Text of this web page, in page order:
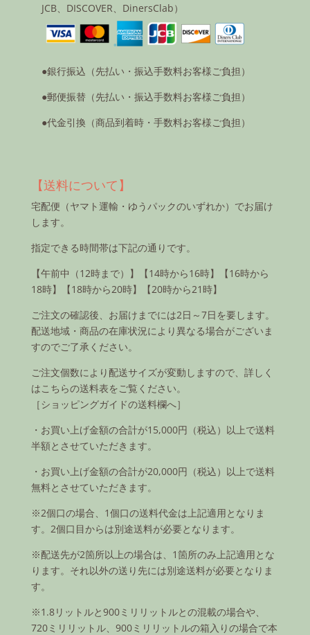
JCB、DISCOVER、DinersClab）
●銀行振込（先払い・振込手数料お客様ご負担）
●郵便振替（先払い・振込手数料お客様ご負担）
●代金引換（商品到着時・手数料お客様ご負担）
【送料について】
宅配便（ヤマト運輸・ゆうパックのいずれか）でお届け
します。
指定できる時間帯は下記の通りです。
【午前中（12時まで）】【14時から16時】【16時から
18時】【18時から20時】【20時から21時】
ご注文の確認後、お届けまでには2日～7日を要します。
配送地域・商品の在庫状況により異なる場合がございま
すのでご了承ください。
ご注文個数により配送サイズが変動しますので、詳しく
はこちらの送料表をご覧ください。
［ショッピングガイドの送料欄へ］
・お買い上げ金額の合計が15,000円（税込）以上で送料
半額とさせていただきます。
・お買い上げ金額の合計が20,000円（税込）以上で送料
無料とさせていただきます。
※2個口の場合、1個口の送料代金は上記適用となりま
す。2個口目からは別途送料が必要となります。
※配送先が2箇所以上の場合は、1箇所のみ上記適用とな
ります。それ以外の送り先には別途送料が必要となりま
す。
※1.8リットルと900ミリリットルとの混載の場合や、
720ミリリットル、900ミリリットルの箱入りの場合で本